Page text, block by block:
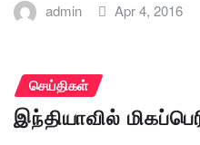
admin Apr 4, 2016
செய்திகள்
இந்தியாவில்